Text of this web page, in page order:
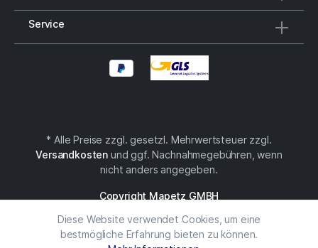
Service
* Alle Preise zzgl. gesetzl. Mehrwertsteuer zzgl.
Versandkosten und ggf. Nachnahmegebühren, wenn
nicht anders angegeben.
Copyright Mapetz GMBH
Diese Website verwendet Cookies, um eine
bestmögliche Erfahrung bieten zu können.